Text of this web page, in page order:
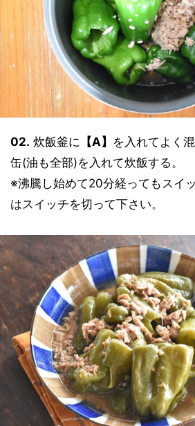
02. 炊飯釜に 【A】 を入れてよく混
缶(油も全部)を入れて炊飯する。
※沸騰し始めて20分経ってもスイ
はスイッチを切って下さい。